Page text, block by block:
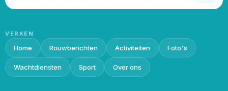
VERKEN
Home Rouwberichten Activiteiten Foto's
Wachtdiensten Sport Over ons